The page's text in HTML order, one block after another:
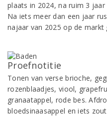
plaats in 2024, na ruim 3
Na iets meer dan een jaar
najaar van 2025 op de markt
Proefnotitie
Tonen van verse brioche,
rozenblaadjes, viool,
granaatappel, rode bes.
bloedsinaasappel en iets